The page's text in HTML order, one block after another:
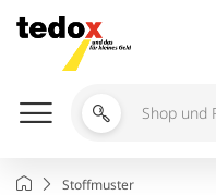
Inhalt
springen
Shop
Ratgeber
StartseiteStoffmuster